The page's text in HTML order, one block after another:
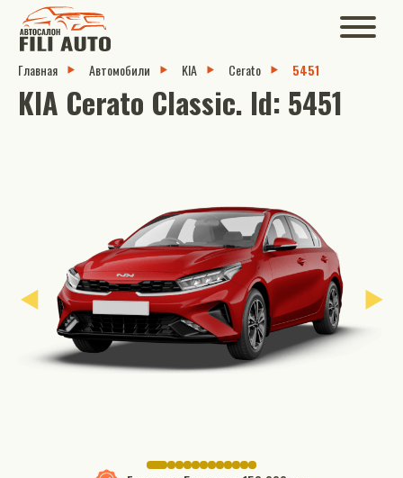
Главная Автомобили KIA Cerato 5451
KIA Cerato Classic. Id: 5451